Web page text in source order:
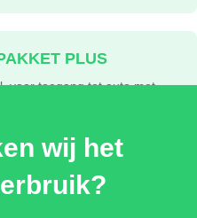
PLUS
voor toegang tot auto met
+ Rijassistent 'Travel
'Lane Assist' en 'Emergency
wij het